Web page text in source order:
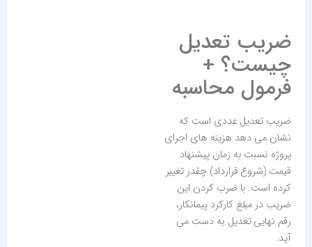
ضریب تعدیل
چیست؟ +
فرمول محاسبه
ضریب تعدیل عددی است که
نشان می دهد هزینه های اجرای
پروژه نسبت به زمان پیشنهاد
قیمت (شروع قرارداد) چقدر تغییر
کرده است. با ضرب کردن این
ضریب در مبلغ کارکرد پیمانکار،
رقم نهایی تعدیل به دست می
آید.